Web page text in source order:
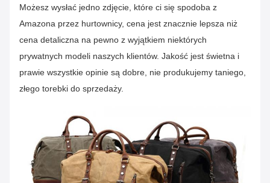
PU paski ze skóry
Kobiety
Kolor Czarny Błękitny
Cutomizacja Witamy.
Możesz wysłać jedno zdjęcie, które ci się spodoba z
Amazona przez hurtownicy, cena jest znacznie lepsza niż
cena detaliczna na pewno z wyjątkiem niektórych
prywatnych modeli naszych klientów. Jakość jest świetna i
prawie wszystkie opinie są dobre, nie produkujemy taniego,
złego torebki do sprzedaży.